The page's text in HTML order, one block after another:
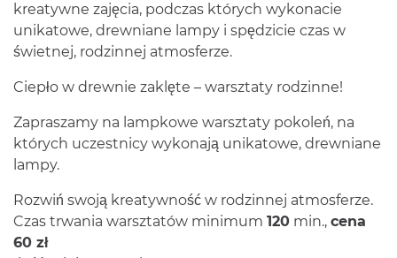
kreatywne zajęcia, podczas których wykonacie
unikatowe, drewniane lampy i spędzicie czas w
świetnej, rodzinnej atmosferze.
Ciepło w drewnie zaklęte – warsztaty rodzinne!
Zapraszamy na lampkowe warsztaty pokoleń, na
których uczestnicy wykonają unikatowe, drewniane
lampy.
Rozwiń swoją kreatywność w rodzinnej atmosferze.
Czas trwania warsztatów minimum 120 min., cena
60 zł